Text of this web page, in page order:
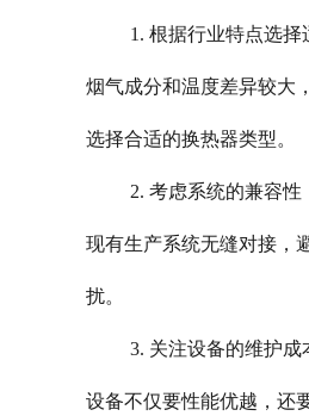
1. 根据行业特点选
烟气成分和温度差异较大
选择合适的换热器类型。
2. 考虑系统的兼容
现有生产系统无缝对接，
扰。
3. 关注设备的维护
设备不仅要性能优越，还